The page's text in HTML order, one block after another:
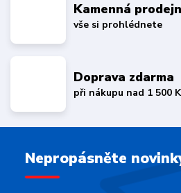
Kamenná
vše si prohlédnete
Doprava zdarma
při nákupu nad 1 500
Nepropásněte